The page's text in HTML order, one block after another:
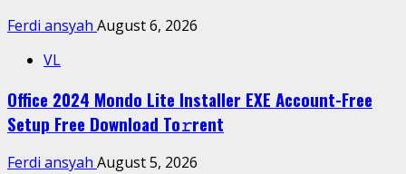
Ferdi ansyah August 6, 2026
VL
Office 2024 Mondo Lite Installer EXE Account-Free
Setup Frее Download To𝚛rent
Ferdi ansyah August 5, 2026